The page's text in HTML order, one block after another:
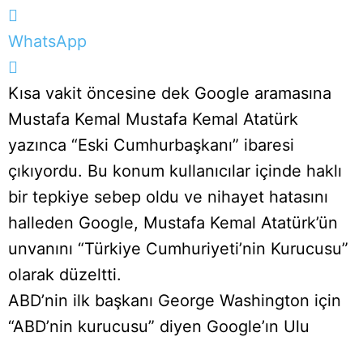
WhatsApp
Kısa vakit öncesine dek Google aramasına
Mustafa Kemal Mustafa Kemal Atatürk
yazınca “Eski Cumhurbaşkanı” ibaresi
çıkıyordu. Bu konum kullanıcılar içinde haklı
bir tepkiye sebep oldu ve nihayet hatasını
halleden Google, Mustafa Kemal Atatürk’ün
unvanını “Türkiye Cumhuriyeti’nin Kurucusu”
olarak düzeltti.
ABD’nin ilk başkanı George Washington için
“ABD’nin kurucusu” diyen Google’ın Ulu